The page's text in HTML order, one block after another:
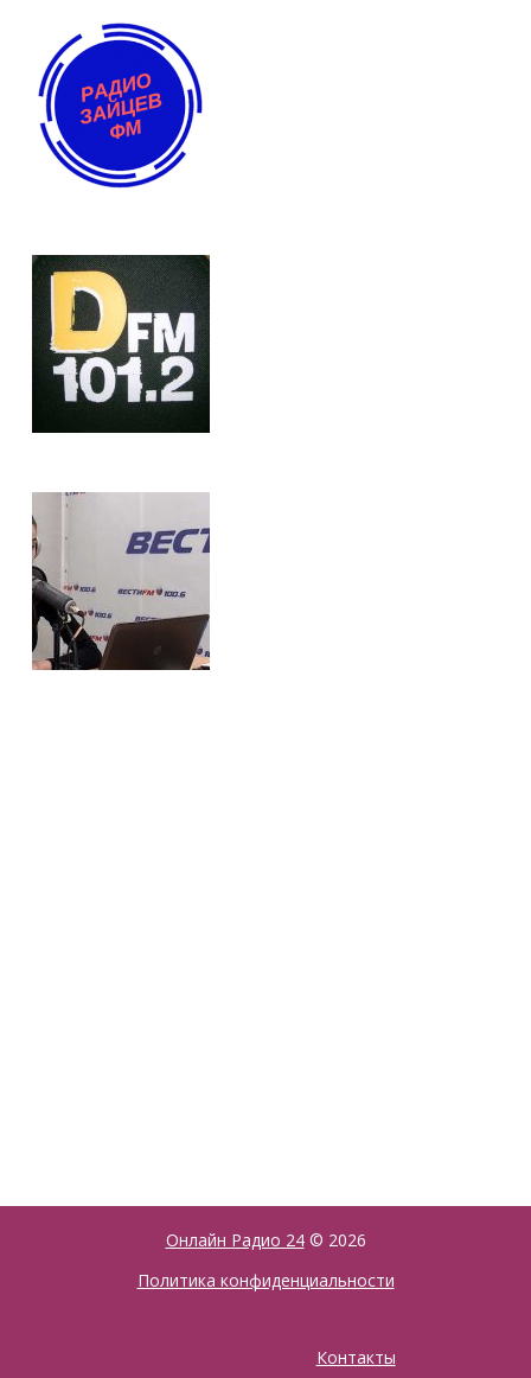
Онлайн Радио 24© 2026
Политика конфиденциальности
Контакты